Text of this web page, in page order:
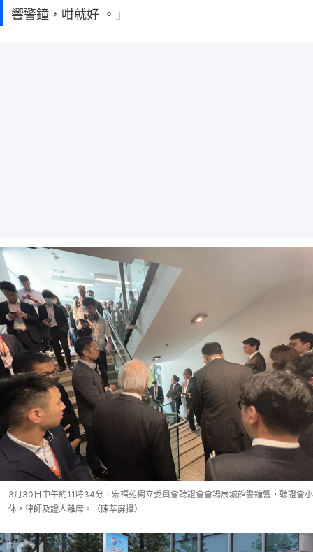
響警鐘，咁就好 。」
3月30日中午約11時34分，宏福苑獨立委員會聽證會會場展城館警鐘響，聽證會小
休，律師及證人離席。（陳萃屏攝）